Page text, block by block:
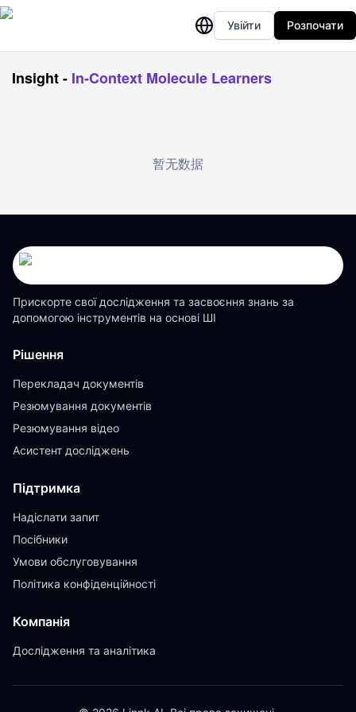
Увійти Розпочати
Insight- In-Context Molecule Learners
暂无数据
Прискорте свої дослідження та засвоєння знань за
допомогою інструментів на основі ШІ
Рішення
Перекладач документів
Резюмування документів
Резюмування відео
Асистент досліджень
Підтримка
Надіслати запит
Посібники
Умови обслуговування
Політика конфіденційності
Компанія
Дослідження та аналітика